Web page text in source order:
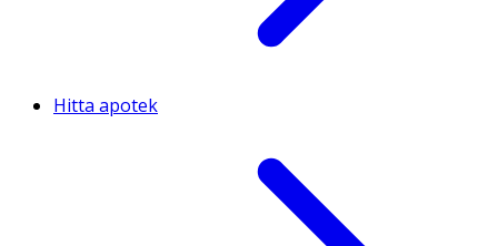
Hitta apotek